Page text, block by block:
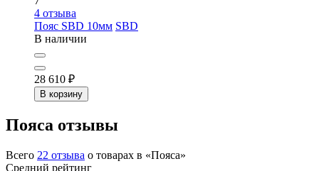
4 отзыва
Пояс SBD 10мм SBD
В наличии
28 610 ₽
В корзину
Пояса отзывы
Всего 22 отзыва о товарах в «Пояса»
Средний рейтинг